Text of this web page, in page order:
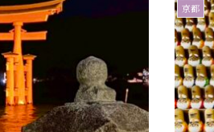
京都